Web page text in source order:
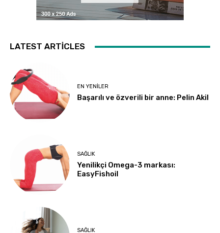
LATEST ARTICLES
EN YENILER
Başarılı ve özverili bir anne: Pelin Akil
SAĞLIK
Yenilikçi Omega-3 markası:
EasyFishoil
SAĞLIK